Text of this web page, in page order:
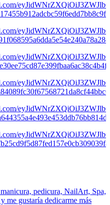
pedicura, NailArt, Spa,
me gustaría dedicarme más